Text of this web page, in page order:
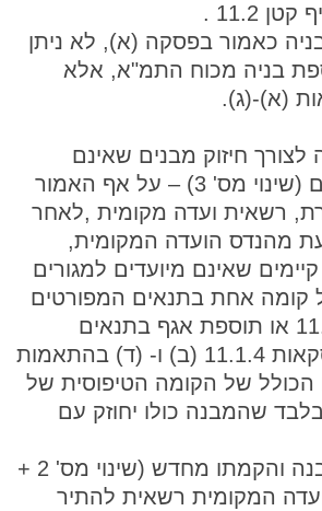
11.2 .
בניה כאמור בפסקה (א), לא ניתן
בניה מכוח התמ"א, אלא
(א)-(ג).
לצורך חיזוק מבנים שאינם
מיועדים למגורים (שינוי מס' 3) – על אף האמור
רשאית ועדה מקומית ,לאחר
מהנדס הועדה המקומית,
שאינם מיועדים למגורים
קומה אחת בתנאים המפורטים
בסעיף קטן 11.1.2 או תוספת אגף בתנאים
המפורטים בפסקאות 11.1.4 (ב) ו- (ד) בהתאמות
של הקומה הטיפוסית של
שהמבנה כולו יחוזק עם
14א. הריסת מבנה והקמתו מחדש (שינוי מס' 2 +
מס' 3): הועדה המקומית רשאית להתיר